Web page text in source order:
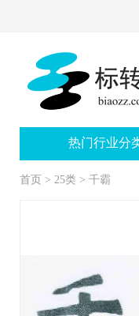
热门行业分
首页 > 25类 > 千霸